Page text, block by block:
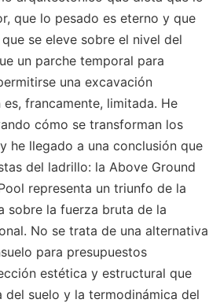
que lo pesado es eterno y que
se eleve sobre el nivel del
un parche temporal para
una excavación
francamente, limitada. He
cómo se transforman los
he llegado a una conclusión que
del ladrillo: la Above Ground
representa un triunfo de la
sobre la fuerza bruta de la
No se trata de una alternativa
para presupuestos
estética y estructural que
del suelo y la termodinámica del